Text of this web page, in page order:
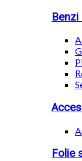
Benzi
Folie